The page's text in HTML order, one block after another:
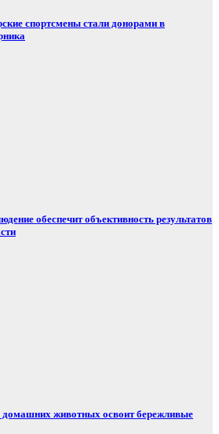
спортсмены стали донорами в
обеспечит объективность результатов
домашних животных освоит бережливые